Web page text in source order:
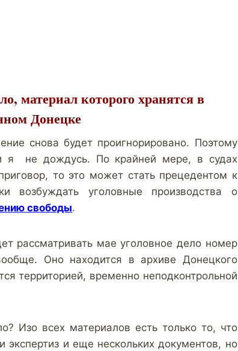
материал которого хранятся в
Донецке
снова будет проигнорировано. Поэтому
я не дождусь. По крайней мере, в судах
то это может стать прецедентом к
возбуждать уголовные производства о
свободы.
рассматривать мае уголовное дело номер
Оно находится в архиве Донецкого
территорией, временно неподконтрольной
Изо всех материалов есть только то, что
экспертиз и еще нескольких документов, но